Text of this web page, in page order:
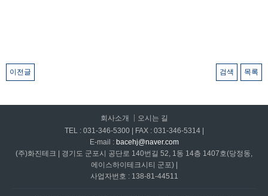
이전글 검색 목록
회사소개
오시는 길
TEL : 031-346-5300 | FAX : 031-346-5314 |
E-mail : bacehj@naver.com
(주)화진테크 | 경기도 군포시 공단로 140번길 52, 1동 14층 1407호(당정동,
에이스하이테크시티 군포) |
사업자번호 : 138-81-44511